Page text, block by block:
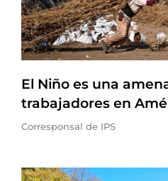
El Niño es una
trabajadores en
Corresponsal de IPS